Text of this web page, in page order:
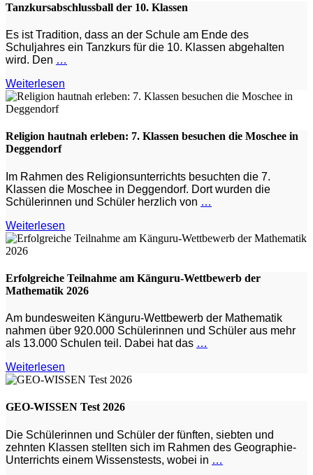
Tanzkursabschlussball der 10. Klassen
Es ist Tradition, dass an der Schule am Ende des
Schuljahres ein Tanzkurs für die 10. Klassen abgehalten
wird. Den …
Weiterlesen
Religion hautnah erleben: 7. Klassen besuchen die Moschee in
Deggendorf
Im Rahmen des Religionsunterrichts besuchten die 7.
Klassen die Moschee in Deggendorf. Dort wurden die
Schülerinnen und Schüler herzlich von …
Weiterlesen
Erfolgreiche Teilnahme am Känguru-Wettbewerb der
Mathematik 2026
Am bundesweiten Känguru-Wettbewerb der Mathematik
nahmen über 920.000 Schülerinnen und Schüler aus mehr
als 13.000 Schulen teil. Dabei hat das …
Weiterlesen
GEO-WISSEN Test 2026
Die Schülerinnen und Schüler der fünften, siebten und
zehnten Klassen stellten sich im Rahmen des Geographie-
Unterrichts einem Wissenstests, wobei in …